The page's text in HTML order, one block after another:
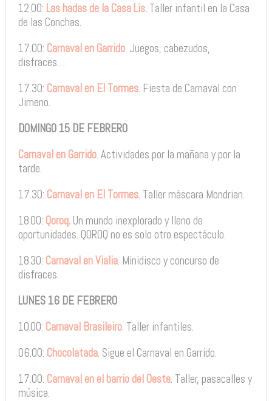
12.00: Las hadas de la Casa Lis.Taller infantil en la Casa
de las Conchas.
17.00: Carnaval en Garrido. Juegos, cabezudos,
disfraces…
17.30: Carnaval en El Tormes. Fiesta de Carnaval con
Jimeno.
DOMINGO 15 DE FEBRERO
Carnaval en Garrido. Actividades por la mañana y por la
tarde.
17.30: Carnaval en El Tormes. Taller máscara Mondrian.
18.00: Qoroq.Un mundo inexplorado y lleno de
oportunidades. QOROQ no es solo otro espectáculo.
18.30: Carnaval en Vialia. Minidisco y concurso de
disfraces.
LUNES 16 DE FEBRERO
10.00: Carnaval Brasileiro. Taller infantiles.
06.00: Chocolatada. Sigue el Carnaval en Garrido.
17.00: Carnaval en el barrio del Oeste. Taller, pasacalles y
música.